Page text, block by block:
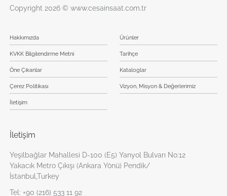
Copyright 2026 © www.cesainsaat.com.tr
Hakkımızda Ürünler
KVKK Bilgilendirme Metni Tarihçe
Öne Çıkanlar Kataloglar
Çerez Politikası Vizyon, Misyon & Değerlerimiz
İletişim
İletişim
Yeşilbağlar Mahallesi D-100 (E5) Yanyol Bulvarı No:12
Yakacık Metro Çıkışı (Ankara Yönü) Pendik/
İstanbul,Turkey
Tel: +90 (216) 533 11 92